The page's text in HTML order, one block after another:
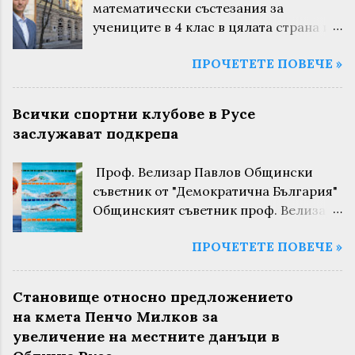
математически състезания за
учениците в 4 клас в цялата страна и
сред най-добрите. Това не са
случайни състезания. Те се провеждат
кръг на олимпиадата по математика и
“Математика за всеки“ се използват
гимназии в 5 клас. На пролетното
математическо състезание, проведено
в МГ “Баба Тонка“ в Русе, са участвали
поставя Русе на второ място след
Бургас. Второ място в страната. И
точно на този фон, в писмо до
родителите, началникът на РУО Русе
твърди, че това е предпоставка “да се
класират и приемат ученици със
ПРОЧЕТЕТЕ ПОВЕЧЕ »
Всички спортни клубове в Русе
заслужават подкрепа
Проф. Велизар Павлов Общински
съветник от "Демократична България"
Общинският съветник проф. Велизар
алармира, че редът и процедурата по
Наредбата за условията за финансово
Русе са погазени „по възможно най-
грубия начин“. Той коментира
заседанието на Постоянната комисия
ПРОЧЕТЕТЕ ПОВЕЧЕ »
Становище относно предложението
на кмета Пенчо Милков за
увеличение на местните данъци в